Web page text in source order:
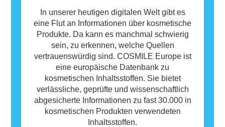
In unserer heutigen digitalen Welt gibt es
eine Flut an Informationen über kosmetische
Produkte. Da kann es manchmal schwierig
sein, zu erkennen, welche Quellen
vertrauenswürdig sind. COSMILE Europe ist
eine europäische Datenbank zu
kosmetischen Inhaltsstoffen. Sie bietet
verlässliche, geprüfte und wissenschaftlich
abgesicherte Informationen zu fast 30.000 in
kosmetischen Produkten verwendeten
Inhaltsstoffen.